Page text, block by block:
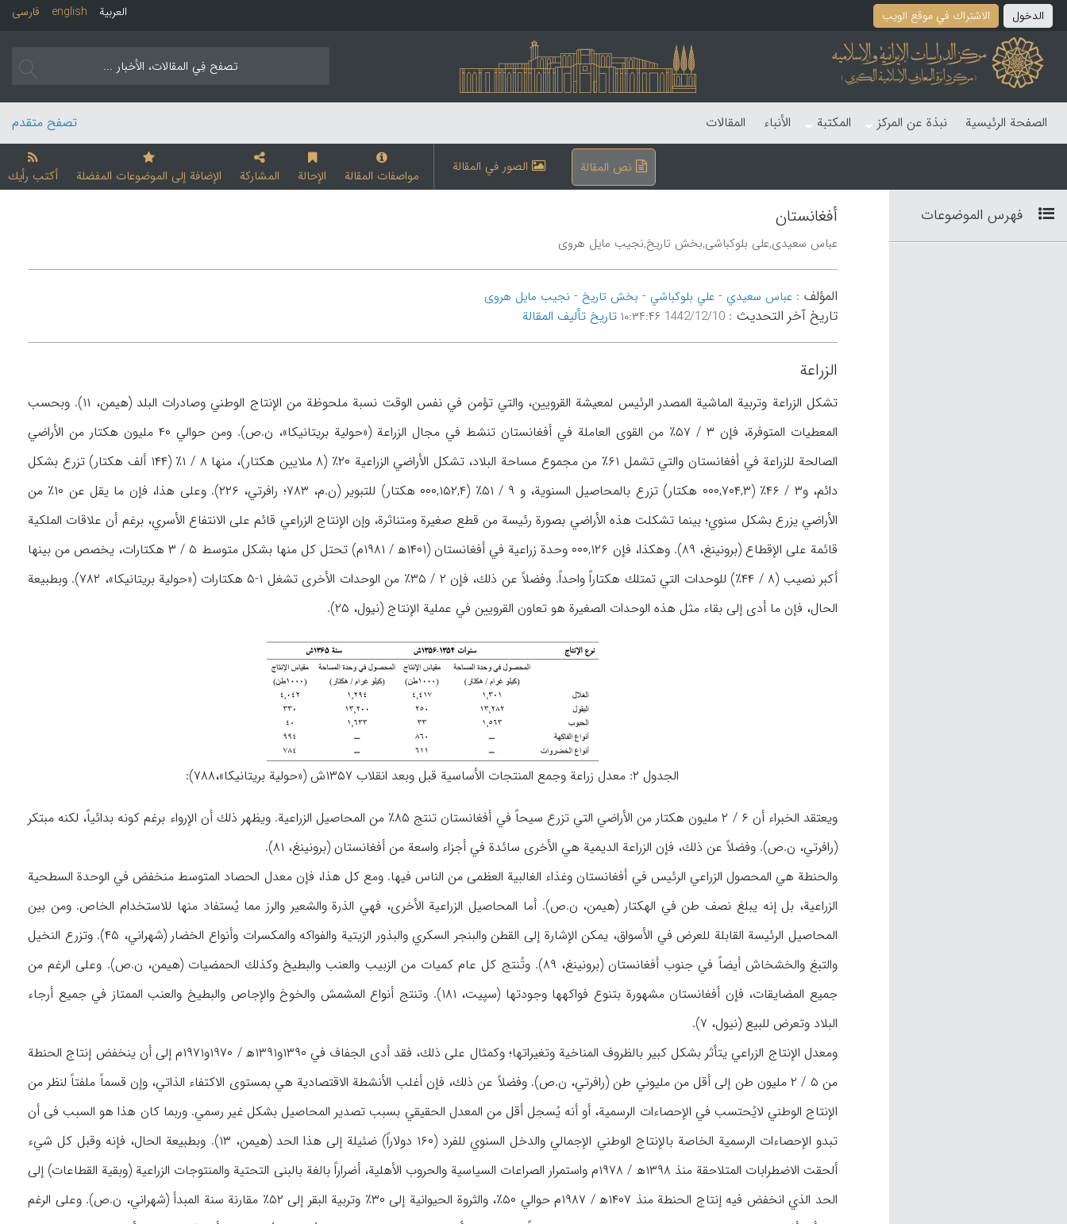
الدخول الاشتراك في موقع الویب فارسی english العربیة
الصفحة الرئیسیة نبذة عن المرکز المکتبة الأنباء المقالات تصفح متقدم
نص المقالة الصور في المقالة مواصفات المقالة الإحالة المشارکة الإضافة إلی الموضوعات المفضلة أکتب رأیك
فهرس الموضوعات أفغانستان
عباس سعیدی,علی بلوکباشی,بخش تاریخ,نجیب مایل هروی
المؤلف :عباس سعیدي -علي بلوکباشي - بخش تاریخ - نجیب مایل هروی
تاریخ آخر التحدیث :1442/12/10 ۱۰:۳۴:۴۶ تاریخ تألیف المقالة
الزراعة
تشكل الزراعة وتربية الماشية المصدر الرئيس لمعيشة القرويين، والتي تؤمن في نفس الوقت نسبة ملحوظة من الإنتاج الوطني وصادرات البلد (هيمن، ۱۱). وبحسب
المعطيات المتوفرة، فإن ۳ / ۵۷٪ من القوى العاملة في أفغانستان تنشط في مجال الزراعة («حولية بريتانيكا»، ن.ص). ومن حوالي ۴۰ مليون هكتار من الأراضي
الصالحة للزراعة في أفغانستان والتي تشمل ۶۱٪ من مجموع مساحة البلاد، تشكل الأراضي الزراعية ۲۰٪ (۸ ملايين هكتار)، منها ۸ / ۱٪ (۱۴۴ ألف هكتار) تزرع بشكل
دائم، و۳ / ۴۶٪ (۰۰۰,۷۰۴,۳ هكتار) تزرع بالمحاصيل السنوية، و ۹ / ۵۱٪ (۰۰۰,۱۵۲,۴ هكتار) للتبوير (ن.م، ۷۸۳؛ رافرتي، ۲۲۶). وعلى هذا، فإن ما يقل عن ۱۰٪ من
الأراضي يزرع بشكل سنوي؛ بينما تشكلت هذه الأراضي بصورة رئيسة من قطع صغيرة ومتناثرة، وإن الإنتاج الزراعي قائم على الانتفاع الأسري، برغم أن علاقات الملكية
قائمة على الإقطاع (برونينغ، ۸۹). وهكذا، فإن ۰۰۰,۱۲۶ وحدة زراعية في أفغانستان (۱۴۰۱ه‍ / ۱۹۸۱م) تحتل كل منها بشكل متوسط ۵ / ۳ هكتارات، يخصص من بينها
أكبر نصيب (۸ / ۴۴٪) للوحدات التي تمتلك هكتاراً واحداً. وفضلاً عن ذلك، فإن ۲ / ۳۵٪ من الوحدات الأخرى تشغل ۱-۵ هكتارات («حولية بريتانيكا»، ۷۸۲). وبطبيعة
الحال، فإن ما أدى إلى بقاء مثل هذه الوحدات الصغيرة هو تعاون القرويين في عملية الإنتاج (نيول، ۲۵).
الجدول ۲: معدل زراعة وجمع المنتجات الأساسية قبل وبعد انقلاب ۱۳۵۷ش («حولية بريتانيكا»،۷۸۸):
ويعتقد الخبراء أن ۶ / ۲ مليون هكتار من الأراضي التي تزرع سيحاً في أفغانستان تنتج ۸۵٪ من المحاصيل الزراعية. ويظهر ذلك أن الإرواء برغم كونه بدائياً، لكنه مبتكر
(رافرتي، ن.ص). وفضلاً عن ذلك، فإن الزراعة الديمية هي الأخرى سائدة في أجزاء واسعة من أفغانستان (برونينغ، ۸۱).
والحنطة هي المحصول الزراعي الرئيس في أفغانستان وغذاء الغالبية العظمى من الناس فيها. ومع كل هذا، فإن معدل الحصاد المتوسط منخفض في الوحدة السطحية
الزراعية، بل إنه يبلغ نصف طن في الهكتار (هيمن، ن.ص). أما المحاصيل الزراعية الأخرى، فهي الذرة والشعير والرز مما يُستفاد منها للاستخدام الخاص. ومن بين
المحاصيل الرئيسة القابلة للعرض في الأسواق، يمكن الإشارة إلى القطن والبنجر السكري والبذور الزيتية والفواكه والمكسرات وأنواع الخضار (شهراني، ۴۵). وتزرع النخيل
والتبغ والخشخاش أيضاً في جنوب أفغانستان (برونينغ، ۸۹). وتُنتج كل عام كميات من الزبيب والعنب والبطيخ وكذلك الحمضيات (هيمن، ن.ص). وعلى الرغم من
جميع المضايقات، فإن أفغانستان مشهورة بتنوع فواكهها وجودتها (سپيت، ۱۸۱). وتنتج أنواع المشمش والخوخ والإجاص والبطيخ والعنب الممتاز في جميع أرجاء
البلاد وتعرض للبيع (نيول، ۷).
ومعدل الإنتاج الزراعي يتأثر بشكل كبير بالظروف المناخية وتغيراتها؛ وكمثال على ذلك، فقد أدى الجفاف في ۱۳۹۰و۱۳۹۱ه‍ / ۱۹۷۰و۱۹۷۱م إلى أن ينخفض إنتاج الحنطة
من ۵ / ۲ مليون طن إلى أقل من مليوني طن (رافرتي، ن.ص). وفضلاً عن ذلك، فإن أغلب الأنشطة الاقتصادية هي بمستوى الاكتفاء الذاتي، وإن قسماً ملفتاً لنظر من
الإنتاج الوطني لايُحتسب في الإحصاءات الرسمية، أو أنه يُسجل أقل من المعدل الحقيقي بسبب تصدير المحاصيل بشكل غير رسمي. وربما كان هذا هو السبب فى أن
تبدو الإحصاءات الرسمية الخاصة بالإنتاج الوطني الإجمالي والدخل السنوي للفرد (۱۶۰ دولاراً) ضئيلة إلى هذا الحد (هيمن، ۱۳). وبطبيعة الحال، فإنه وقبل كل شيء
ألحقت الاضطرابات المتلاحقة منذ ۱۳۹۸ه‍ / ۱۹۷۸م واستمرار الصراعات السياسية والحروب الأهلية، أضراراً بالغة بالبنى التحتية والمنتوجات الزراعية (وبقية القطاعات) إلى
الحد الذي انخفض فيه إنتاج الحنطة منذ ۱۴۰۷ه‍ / ۱۹۸۷م حوالي ۵۰٪، والثروة الحيوانية إلى ۳۰٪ وتربية البقر إلى ۵۲٪ مقارنة سنة المبدأ (شهراني، ن.ص). وعلى الرغم